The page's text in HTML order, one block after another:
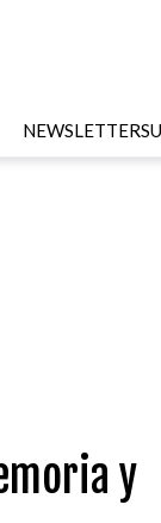
NEWSLETTER
y